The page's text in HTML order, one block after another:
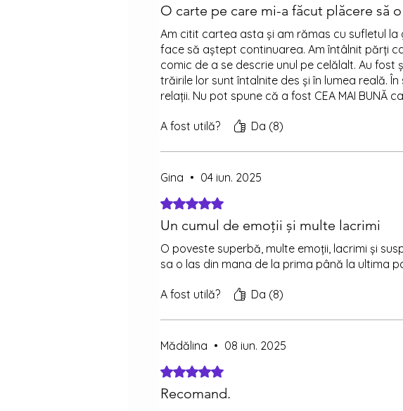
O carte pe care mi-a făcut plăcere să
Am citit cartea asta și am rămas cu sufletul
face să aștept continuarea. Am întâlnit părți
comic de a se descrie unul pe celălalt. Au
trăirile lor sunt întalnite des și în lumea reală.
relații. Nu pot spune că a fost CEA MAI BUNĂ
A fost utilă? Da (8)
Gina • 04 iun. 2025
Evaluat(ă) cu 5 din 5 stele.
Un cumul de emoții și multe lacrimi
O poveste superbă, multe emoții, lacrimi și
sa o las din mana de la prima până la ultima
A fost utilă? Da (8)
Mădălina • 08 iun. 2025
Evaluat(ă) cu 5 din 5 stele.
Recomand.